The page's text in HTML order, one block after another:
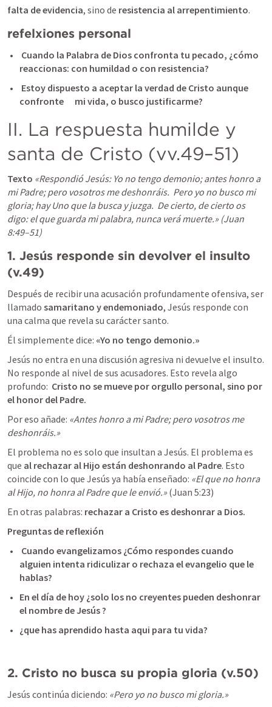
falta de evidencia, sino de resistencia al arrepentimiento.
refelxiones personal
Cuando la Palabra de Dios confronta tu pecado, ¿cómo
reaccionas: con humildad o con resistencia?
confronte      mi vida, o busco justificarme?
II. La respuesta humilde y
santa de Cristo (vv.49–51)
Texto «Respondió Jesús: Yo no tengo demonio; antes honro a
mi Padre; pero vosotros me deshonráis.  Pero yo no busco mi
gloria; hay Uno que la busca y juzga.  De cierto, de cierto os
digo: el que guarda mi palabra, nunca verá muerte.» (Juan
8:49–51)
1. Jesús responde sin devolver el insulto
(v.49)
Después de recibir una acusación profundamente ofensiva, ser
llamado samaritano y endemoniado, Jesús responde con
una calma que revela su carácter santo.
Él simplemente dice: «Yo no tengo demonio.»
Jesús no entra en una discusión agresiva ni devuelve el insulto.
No responde al nivel de sus acusadores. Esto revela algo
profundo: Cristo no se mueve por orgullo personal, sino por
el honor del Padre.
Por eso añade: «Antes honro a mi Padre; pero vosotros me
deshonráis.»
El problema no es solo que insultan a Jesús. El problema es
que al rechazar al Hijo están deshonrando al Padre. Esto
coincide con lo que Jesús ya había enseñado: «El que no honra
al Hijo, no honra al Padre que le envió.» (Juan 5:23)
En otras palabras: rechazar a Cristo es deshonrar a Dios.
Preguntas de reflexión
alguien intenta ridiculizar o rechaza el evangelio que le
hablas?
En el día de hoy ¿solo los no creyentes pueden deshonrar
el nombre de Jesús ?
¿que has aprendido hasta aqui para tu vida?
2. Cristo no busca su propia gloria (v.50)
Jesús continúa diciendo: «Pero yo no busco mi gloria.»